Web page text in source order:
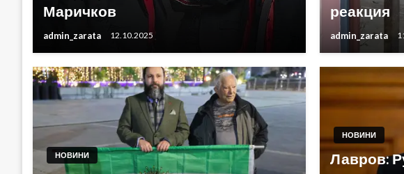
Маричков
admin_zarata 12.10.2025
реакция
admin_zarata
НОВИНИ
НОВИНИ
Лавров: